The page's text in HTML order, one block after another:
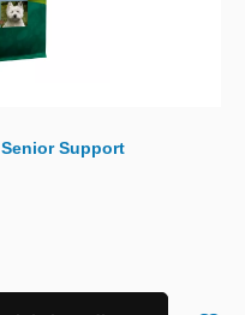
Support